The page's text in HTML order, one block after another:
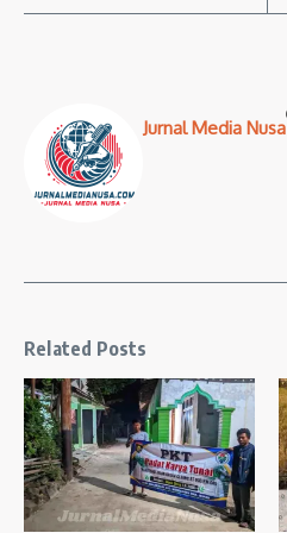
Jurnal Media Nusa
Related Posts